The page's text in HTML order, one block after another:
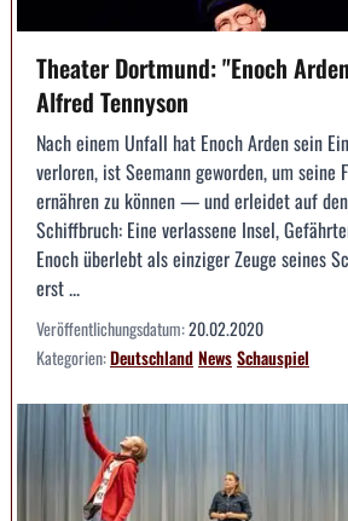
Theater Dortmund: "Enoch
Alfred Tennyson
Nach einem Unfall hat Enoch Arden sein
verloren, ist Seemann geworden, um seine
ernähren zu können — und erleidet auf
Schiffbruch: Eine verlassene Insel,
Enoch überlebt als einziger Zeuge seines
erst ...
Veröffentlichungsdatum:20.02.2020
Kategorien:DeutschlandNewsSchauspiel